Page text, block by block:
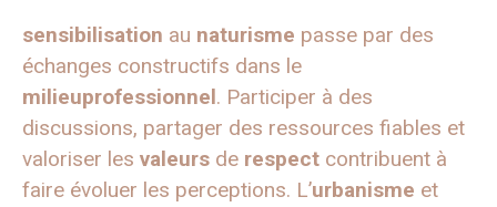
sensibilisation au naturisme passe par des
échanges constructifs dans le
milieuprofessionnel. Participer à des
discussions, partager des ressources fiables et
valoriser les valeurs de respect contribuent à
faire évoluer les perceptions. L’urbanisme et